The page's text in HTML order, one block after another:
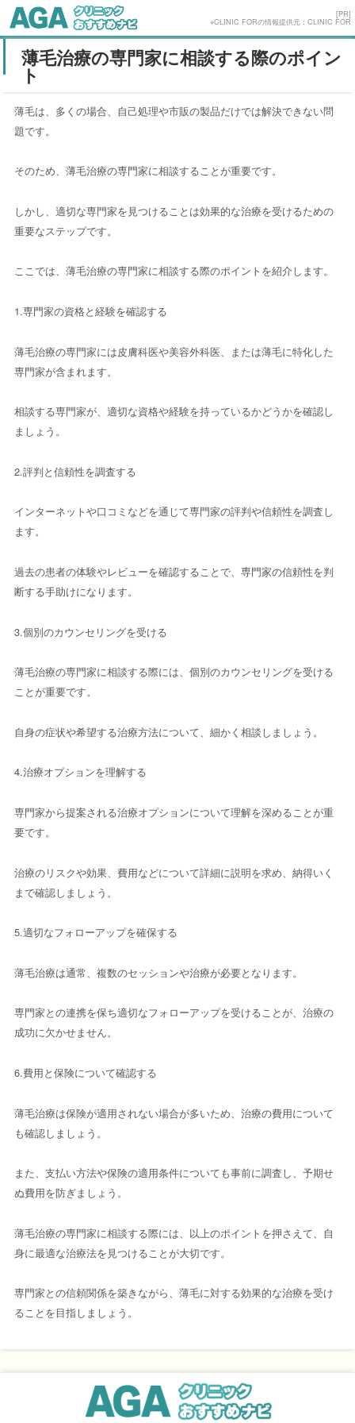
[PR]
※CLINIC FORの情報提供元：CLINIC FOR
薄毛治療の専門家に相談する際のポイン
ト
薄毛は、多くの場合、自己処理や市販の製品だけでは解決できない問
題です。
そのため、薄毛治療の専門家に相談することが重要です。
しかし、適切な専門家を見つけることは効果的な治療を受けるための
重要なステップです。
ここでは、薄毛治療の専門家に相談する際のポイントを紹介します。
1.専門家の資格と経験を確認する
薄毛治療の専門家には皮膚科医や美容外科医、または薄毛に特化した
専門家が含まれます。
相談する専門家が、適切な資格や経験を持っているかどうかを確認し
ましょう。
2.評判と信頼性を調査する
インターネットや口コミなどを通じて専門家の評判や信頼性を調査し
ます。
過去の患者の体験やレビューを確認することで、専門家の信頼性を判
断する手助けになります。
3.個別のカウンセリングを受ける
薄毛治療の専門家に相談する際には、個別のカウンセリングを受ける
ことが重要です。
自身の症状や希望する治療方法について、細かく相談しましょう。
4.治療オプションを理解する
専門家から提案される治療オプションについて理解を深めることが重
要です。
治療のリスクや効果、費用などについて詳細に説明を求め、納得いく
まで確認しましょう。
5.適切なフォローアップを確保する
薄毛治療は通常、複数のセッションや治療が必要となります。
専門家との連携を保ち適切なフォローアップを受けることが、治療の
成功に欠かせません。
6.費用と保険について確認する
薄毛治療は保険が適用されない場合が多いため、治療の費用について
も確認しましょう。
また、支払い方法や保険の適用条件についても事前に調査し、予期せ
ぬ費用を防ぎましょう。
薄毛治療の専門家に相談する際には、以上のポイントを押さえて、自
身に最適な治療法を見つけることが大切です。
専門家との信頼関係を築きながら、薄毛に対する効果的な治療を受け
ることを目指しましょう。